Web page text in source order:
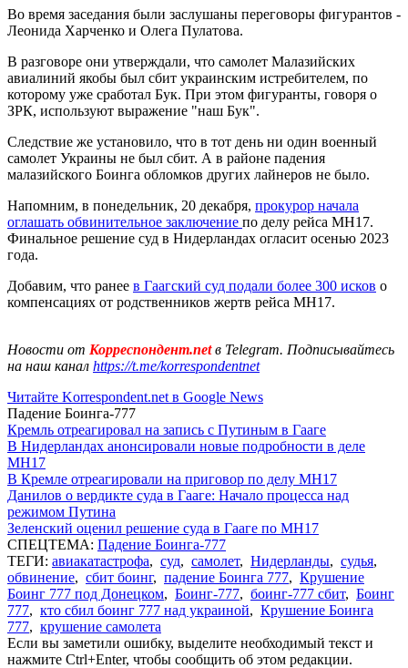
Во время заседания были заслушаны переговоры фигурантов -
Леонида Харченко и Олега Пулатова.
В разговоре они утверждали, что самолет Малазийских
авиалиний якобы был сбит украинским истребителем, по
которому уже сработал Бук. При этом фигуранты, говоря о
ЗРК, используют выражение "наш Бук".
Следствие же установило, что в тот день ни один военный
самолет Украины не был сбит. А в районе падения
малазийского Боинга обломков других лайнеров не было.
Напомним, в понедельник, 20 декабря, прокурор начала
оглашать обвинительное заключение по делу рейса МН17.
Финальное решение суд в Нидерландах огласит осенью 2023
года.
Добавим, что ранее в Гаагский суд подали более 300 исков о
компенсациях от родственников жертв рейса MH17.
Новости от Корреспондент.netв Telegram. Подписывайтесь
на наш канал https://t.me/korrespondentnet
Читайте Korrespondent.net в Google News
Падение Боинга-777
Кремль отреагировал на запись с Путиным в Гааге
В Нидерландах анонсировали новые подробности в деле
MH17
В Кремле отреагировали на приговор по делу МН17
Данилов о вердикте суда в Гааге: Начало процесса над
режимом Путина
Зеленский оценил решение суда в Гааге по MH17
СПЕЦТЕМА: Падение Боинга-777
ТЕГИ: авиакатастрофа, суд, самолет, Нидерланды, судья,
обвинение, сбит боинг, падение Боинга 777, Крушение
Боинг 777 под Донецком, Боинг-777, боинг-777 сбит, Боинг
777, кто сбил боинг 777 над украиной, Крушение Боинга
777, крушение самолета
Если вы заметили ошибку, выделите необходимый текст и
нажмите Ctrl+Enter, чтобы сообщить об этом редакции.